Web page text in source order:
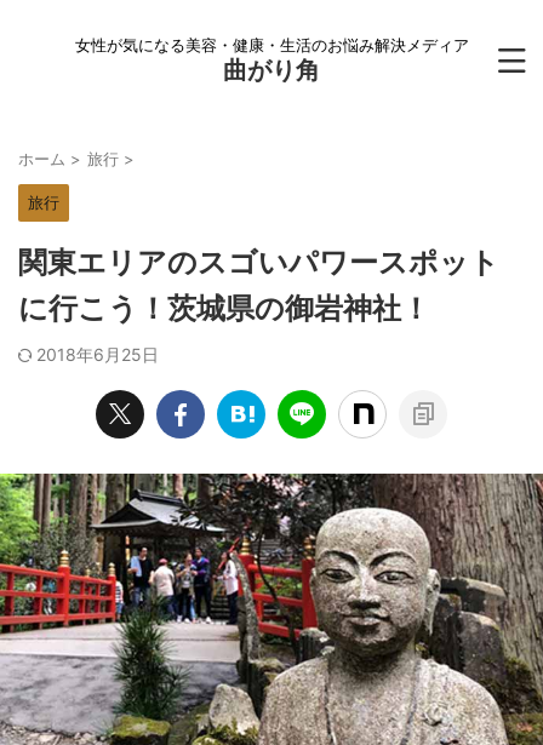
女性が気になる美容・健康・生活のお悩み解決メディア
曲がり角
ホーム > 旅行 >
旅行
関東エリアのスゴいパワースポット
に行こう！茨城県の御岩神社！
2018年6月25日